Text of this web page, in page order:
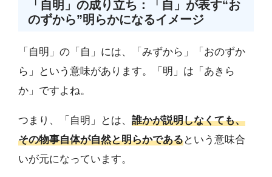
「自明」の成り立ち：「自」が表す“お
のずから”明らかになるイメージ
「自明」の「自」には、「みずから」「おのずか
ら」という意味があります。「明」は「あきら
か」ですよね。
つまり、「自明」とは、 誰かが説明しなくても、
その物事自体が自然と明らかであるという意味合
いが元になっています。